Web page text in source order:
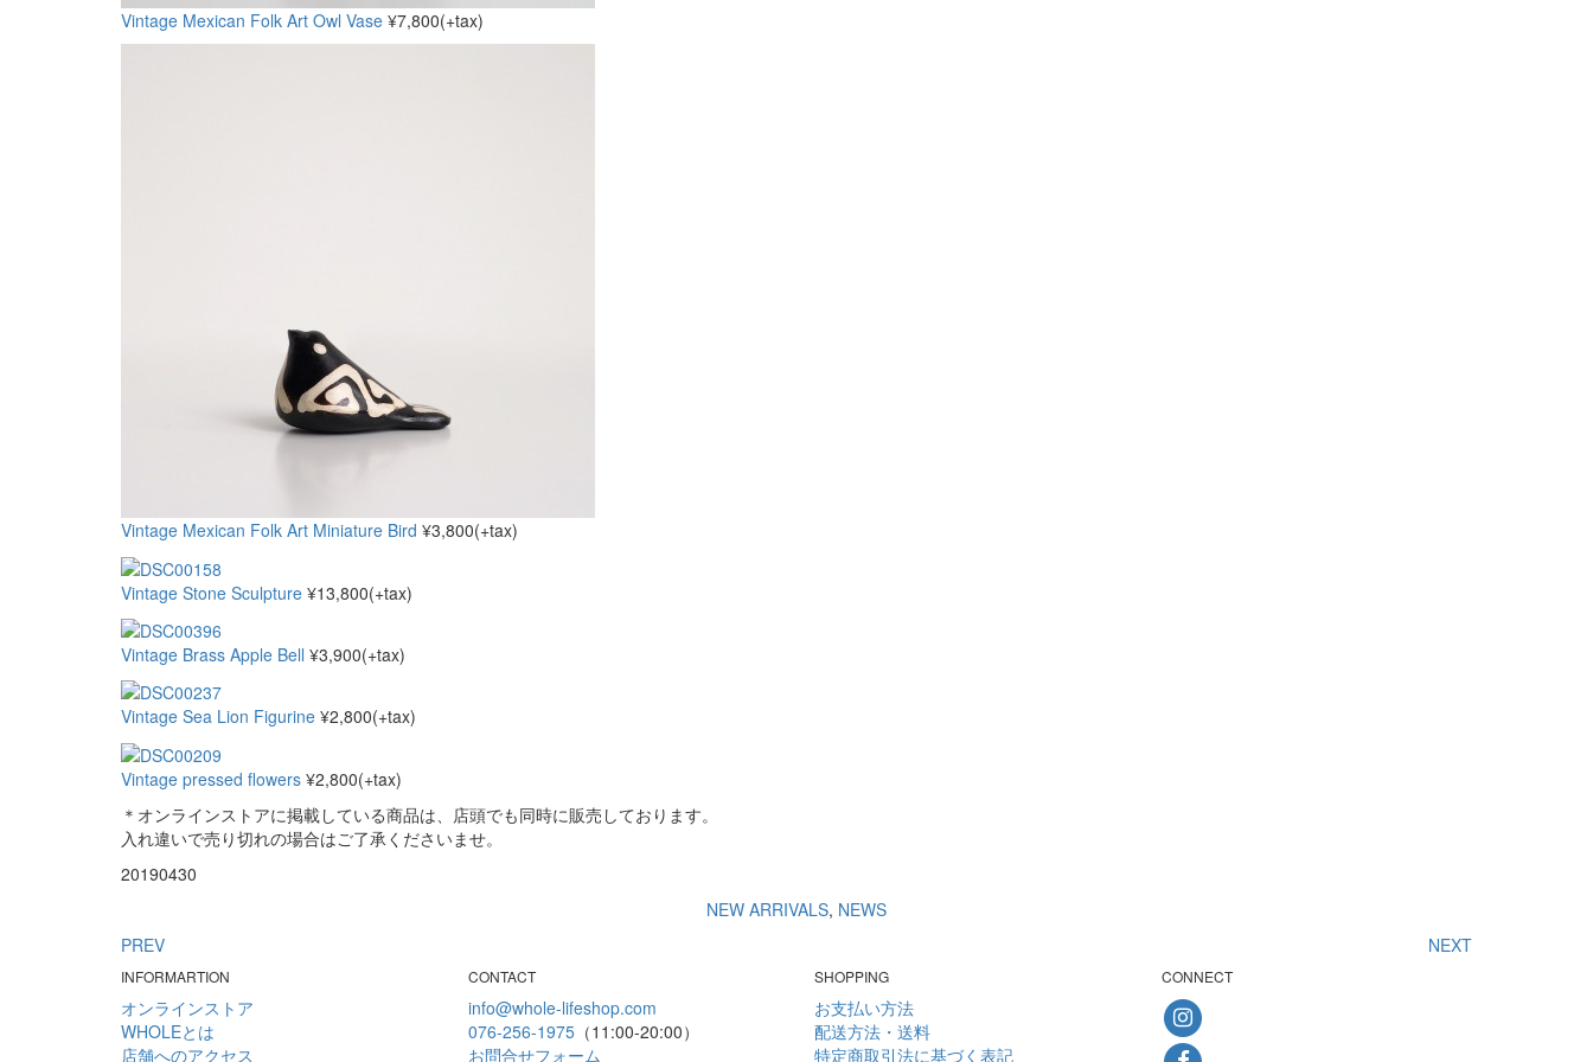
Vintage Mexican Folk Art Owl Vase ¥7,800(+tax)
Vintage Mexican Folk Art Miniature Bird ¥3,800(+tax)
Vintage Stone Sculpture ¥13,800(+tax)
Vintage Brass Apple Bell ¥3,900(+tax)
Vintage Sea Lion Figurine ¥2,800(+tax)
Vintage pressed flowers ¥2,800(+tax)
＊オンラインストアに掲載している商品は、店頭でも同時に販売しております。
入れ違いで売り切れの場合はご了承くださいませ。
20190430
NEW ARRIVALS, NEWS
NEXT
PREV
INFORMARTION
オンラインストア
WHOLEとは
店舗へのアクセス
CONTACT
info@whole-lifeshop.com
076-256-1975（11:00-20:00）
お問合せフォーム
SHOPPING
お支払い方法
配送方法・送料
特定商取引法に基づく表記
CONNECT